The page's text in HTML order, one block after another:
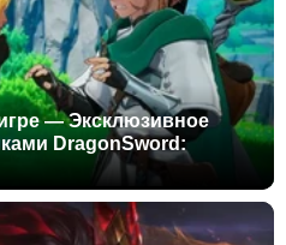
— Эксклюзивное
DragonSword: